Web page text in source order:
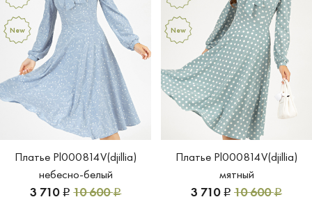
Платье Pl000814V(djillia)
небесно-белый
3 710 Р 10 600Р
New
Платье Pl000814V(djillia)
мятный
3 710 Р 10 600Р
New